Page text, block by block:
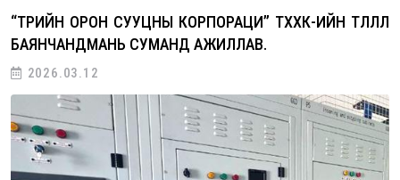
“ТӨРИЙН ОРОН СУУЦНЫ КОРПОРАЦИ” ТӨХХК-ИЙН ТӨЛӨӨЛӨЛ
БАЯНЧАНДМАНЬ СУМАНД АЖИЛЛАВ.
2026.03.12